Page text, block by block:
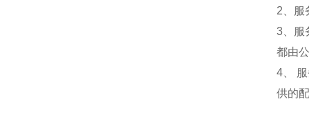
2、服
3、服
都由
4、
供的